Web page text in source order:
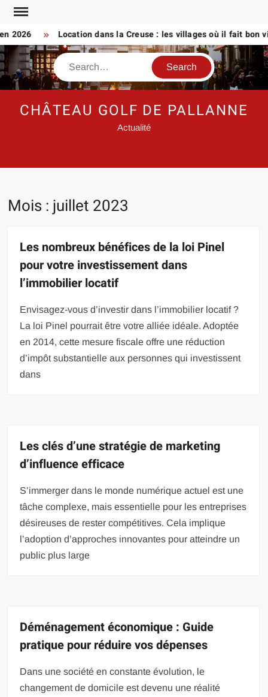
Skip
content
Location dans la Creuse : les villages où il fait bon vivre
Search
CHÂTEAU GOLF DE PALLANNE
Actualité
Mois : juillet 2023
Les nombreux bénéfices de la loi Pinel
pour votre investissement dans
l’immobilier locatif
Envisagez-vous d’investir dans l’immobilier locatif ?
La loi Pinel pourrait être votre alliée idéale. Adoptée
en 2014, cette mesure fiscale offre une réduction
d’impôt substantielle aux personnes qui investissent
dans
Les clés d’une stratégie de marketing
d’influence efficace
S’immerger dans le monde numérique actuel est une
tâche complexe, mais essentielle pour les entreprises
désireuses de rester compétitives. Cela implique
l’adoption d’approches innovantes pour atteindre un
public plus large
Déménagement économique : Guide
pratique pour réduire vos dépenses
Dans une société en constante évolution, le
changement de domicile est devenu une réalité